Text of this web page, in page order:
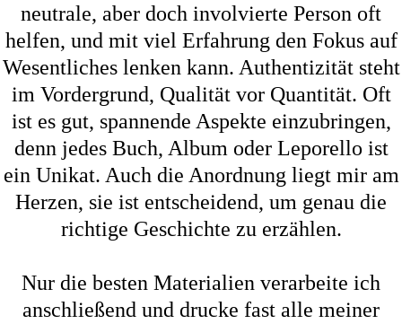
neutrale, aber doch involvierte Person oft
helfen, und mit viel Erfahrung den Fokus auf
Wesentliches lenken kann. Authentizität steht
im Vordergrund, Qualität vor Quantität. Oft
ist es gut, spannende Aspekte einzubringen,
denn jedes Buch, Album oder Leporello ist
ein Unikat. Auch die Anordnung liegt mir am
Herzen, sie ist entscheidend, um genau die
richtige Geschichte zu erzählen.
Nur die besten Materialien verarbeite ich
anschließend und drucke fast alle meiner